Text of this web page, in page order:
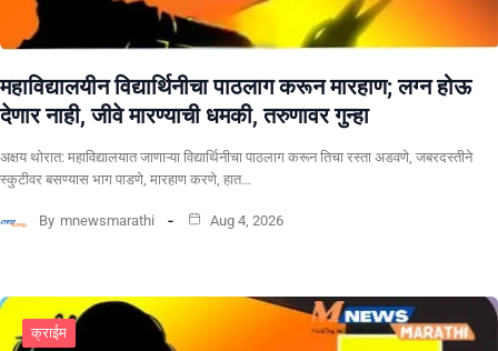
महाविद्यालयीन विद्यार्थिनीचा पाठलाग करून मारहाण; लग्न होऊ
देणार नाही, जीवे मारण्याची धमकी, तरुणावर गुन्हा
अक्षय थोरात: महाविद्यालयात जाणाऱ्या विद्यार्थिनीचा पाठलाग करून तिचा रस्ता अडवणे, जबरदस्तीने
स्कुटीवर बसण्यास भाग पाडणे, मारहाण करणे, हात…
By mnewsmarathi Aug 4, 2026
क्राईम